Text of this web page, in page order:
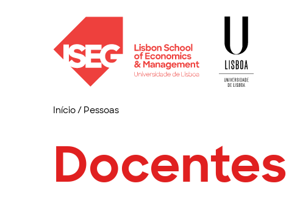
Início/ Pessoas
Docentes